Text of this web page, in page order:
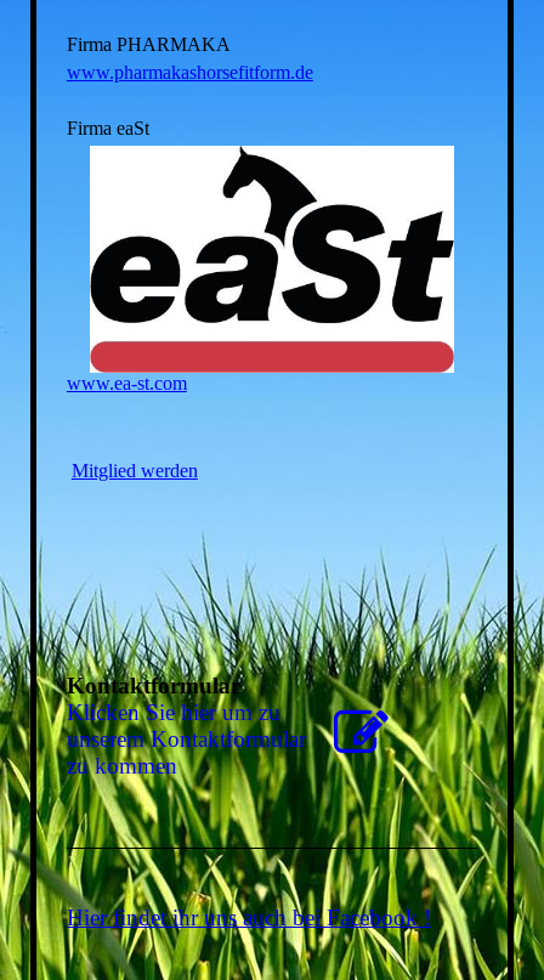
Firma PHARMAKA
www.pharmakashorsefitform.de
Firma eaSt
www.ea-st.com
Mitglied werden
Kontaktformular
Klicken Sie hier um zu
unserem Kon­takt­for­mu­lar
zu kommen
Hier findet ihr uns auch bei Facebook !